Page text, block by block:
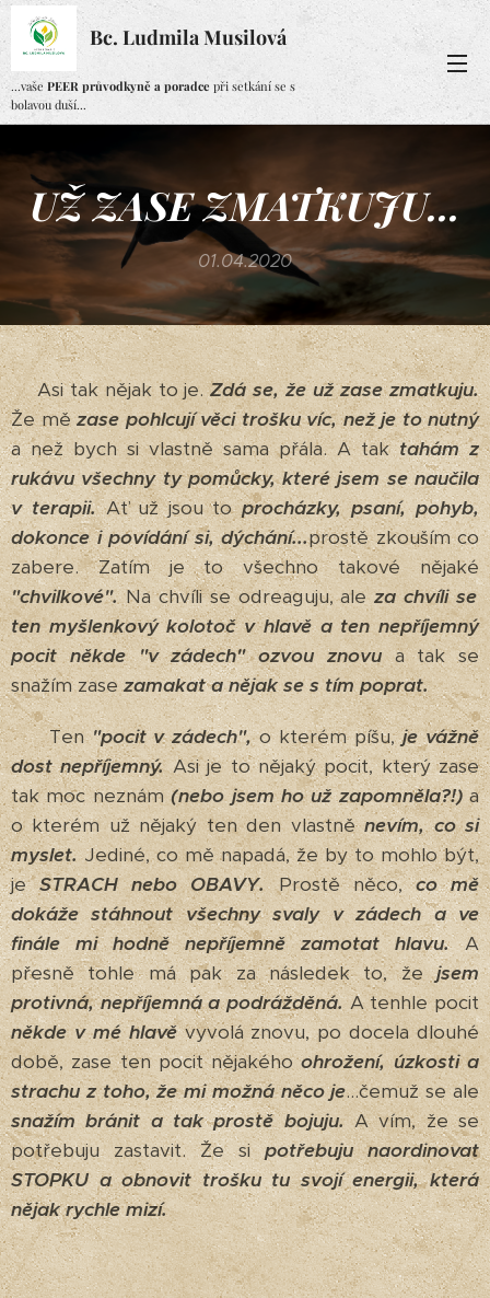
Bc. Ludmila Musilová
...vaše PEER průvodkyně a poradce při setkání se s
bolavou duší...
UŽ ZASE ZMATKUJU...
01.04.2020
Asi tak nějak to je.Zdá se, že už zase zmatkuju.
Že mězase pohlcují věci trošku víc, než je to nutný
a než bych si vlastně sama přála. A taktahám z
rukávu všechny ty pomůcky, které jsem se naučila
v terapii.Ať už jsou toprocházky, psaní, pohyb,
dokonce i povídání si, dýchání...prostě zkouším co
zabere. Zatím je to všechno takové nějaké
"chvilkové".Na chvíli se odreaguju, aleza chvíli se
ten myšlenkový kolotoč v hlavě a ten nepříjemný
pocit někde "v zádech" ozvou znovua tak se
snažím zasezamakat a nějak se s tím poprat.
Ten"pocit v zádech",o kterém píšu,je vážně
dost nepříjemný.Asi je to nějaký pocit, který zase
tak moc neznám(nebo jsem ho už zapomněla?!)a
o kterém už nějaký ten den vlastněnevím, co si
myslet.Jediné, co mě napadá, že by to mohlo být,
jeSTRACH nebo OBAVY.Prostě něco,co mě
dokáže stáhnout všechny svaly v zádech a ve
finále mi hodně nepříjemně zamotat hlavu.A
přesně tohle má pak za následek to, žejsem
protivná, nepříjemná a podrážděná.A tenhle pocit
někde v mé hlavěvyvolá znovu, po docela dlouhé
době, zase ten pocit nějakéhoohrožení, úzkosti a
strachu z toho, že mi možná něco je...čemuž se ale
snažím bránit a tak prostě bojuju.A vím, že se
potřebuju zastavit. Že sipotřebuju naordinovat
STOPKU a obnovit trošku tu svojí energii, která
nějak rychle mizí.